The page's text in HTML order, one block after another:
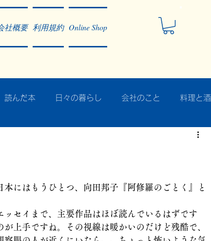
社概要 利用規約 Online Shop
読んだ本 日々の暮らし 会社のこと 料理と酒
にはもうひとつ、向田邦子『阿修羅のごとく』と
セイまで、主要作品はほぼ読んでいるはずです
上手ですね。その視線は暖かいのだけど残酷で、